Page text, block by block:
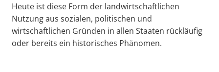
Heute ist diese Form der landwirtschaftlichen
Nutzung aus sozialen, politischen und
wirtschaftlichen Gründen in allen Staaten rückläufig
oder bereits ein historisches Phänomen.